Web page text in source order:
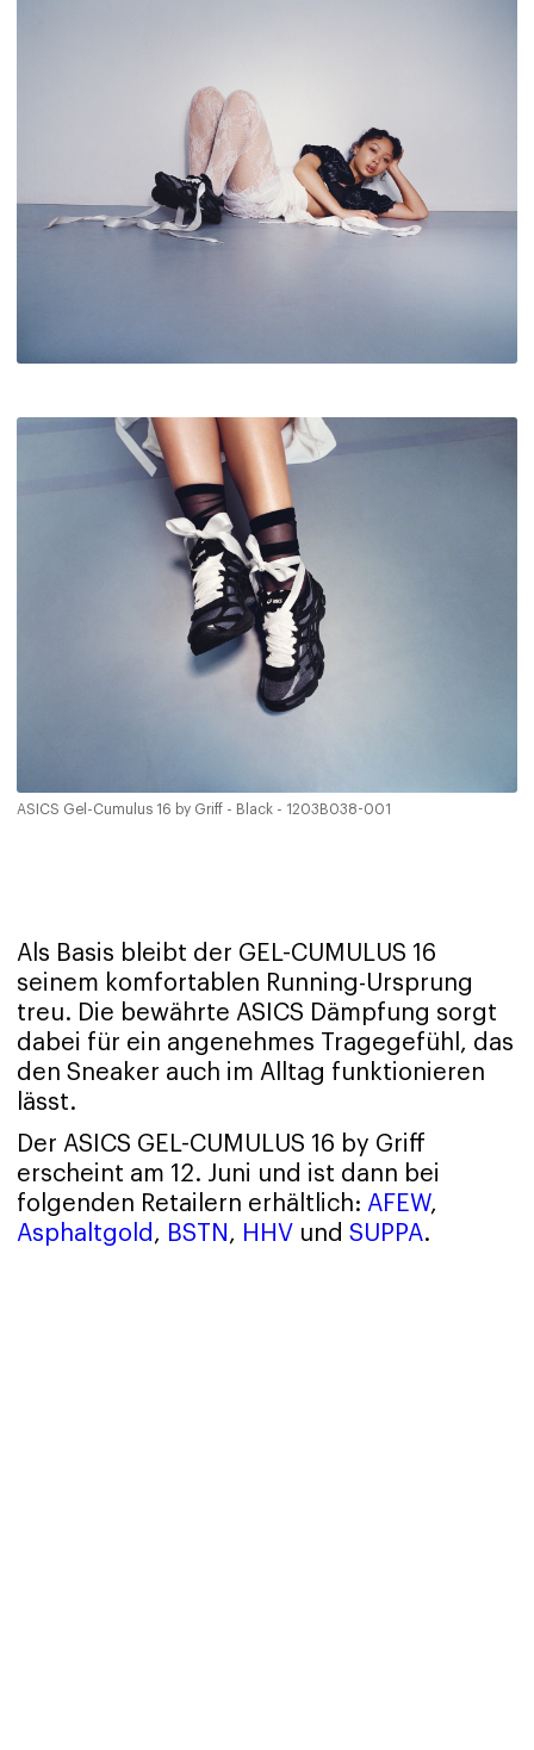
ASICS Gel-Cumulus 16 by Griff - Black - 1203B038-001
Als Basis bleibt der GEL-CUMULUS 16
seinem komfortablen Running-Ursprung
treu. Die bewährte ASICS Dämpfung sorgt
dabei für ein angenehmes Tragegefühl, das
den Sneaker auch im Alltag funktionieren
lässt.
Der ASICS GEL-CUMULUS 16 by Griff
erscheint am 12. Juni und ist dann bei
folgenden Retailern erhältlich: AFEW,
Asphaltgold , BSTN , HHV und SUPPA.